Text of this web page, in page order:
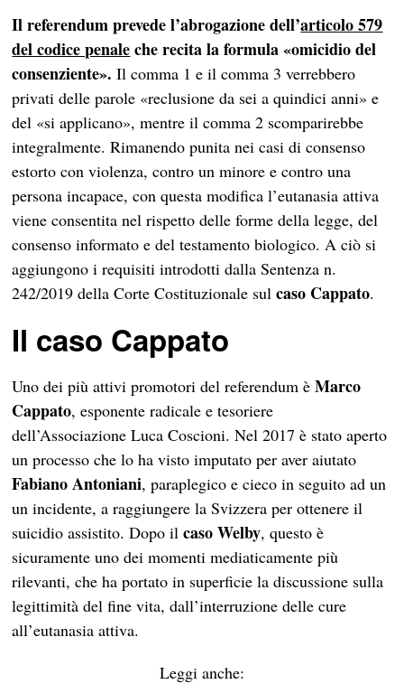
Il referendum prevede l’abrogazione dell’articolo 579
del codice penaleche recita la formula «omicidio del
consenziente». Il comma 1 e il comma 3 verrebbero
privati delle parole «reclusione da sei a quindici anni» e
del «si applicano», mentre il comma 2 scomparirebbe
integralmente. Rimanendo punita nei casi di consenso
estorto con violenza, contro un minore e contro una
persona incapace, con questa modifica l’eutanasia attiva
viene consentita nel rispetto delle forme della legge, del
consenso informato e del testamento biologico. A ciò si
aggiungono i requisiti introdotti dalla Sentenza n.
242/2019 della Corte Costituzionale sulcaso Cappato.
Il caso Cappato
Uno dei più attivi promotori del referendum èMarco
Cappato, esponente radicale e tesoriere
dell’Associazione Luca Coscioni. Nel 2017 è stato aperto
un processo che lo ha visto imputato per aver aiutato
Fabiano Antoniani, paraplegico e cieco in seguito ad un
un incidente, a raggiungere la Svizzera per ottenere il
suicidio assistito. Dopo ilcaso Welby, questo è
sicuramente uno dei momenti mediaticamente più
rilevanti, che ha portato in superficie la discussione sulla
legittimità del fine vita, dall’interruzione delle cure
all’eutanasia attiva.
Leggi anche: